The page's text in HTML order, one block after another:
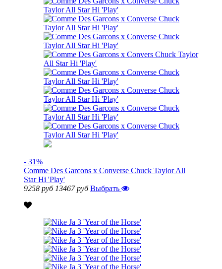
- 31%
Comme Des Garcons x Converse Chuck Taylor All
Star Hi 'Play'
9258 руб 13467 руб Выбрать